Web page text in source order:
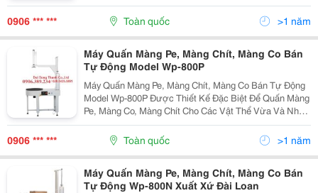
Thép, Kim Loại,&Hellip;Máy Sử Dụng Cùng Với Màng
Pe Bao Bọc Quanh Pallet Để Bảo Vệ Hàng Hóa Tránh
0906 *** *** Toàn quốc >1 năm
Máy Quấn Màng Pe, Màng Chít, Màng Co Bán
Tự Động Model Wp-800P
Máy Quấn Màng Pe, Màng Chít, Màng Co Bán Tự Động
Model Wp-800P Được Thiết Kế Đặc Biệt Để Quấn Màng
Pe, Màng Co, Màng Chít Cho Các Vật Thể Vừa Và Nhỏ
Được Đóng Gói Trong Thùng Carton Hoặc Xếp Trực Tiếp
Lên Bệ Quay Mà Không Cần Pallet Máy Quấn Màng...
0906 *** *** Toàn quốc >1 năm
Máy Quấn Màng Pe, Màng Chít, Màng Co Bán
Tự Động Wp-800N Xuất Xứ Đài Loan